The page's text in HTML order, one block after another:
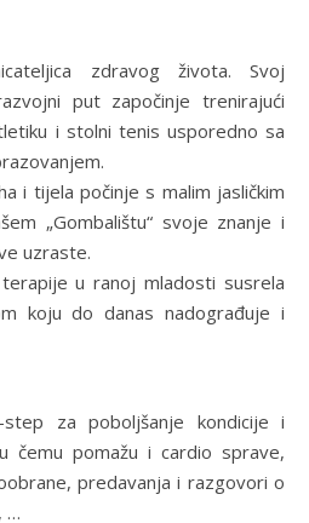
zdravog života. Svoj
put započinje trenirajući
i stolni tenis usporedno sa
i tijela počinje s malim jasličkim
„Gombalištu“ svoje znanje i
uzraste.
u ranoj mladosti susrela
koju do danas nadograđuje i
za poboljšanje kondicije i
čemu pomažu i cardio sprave,
predavanja i razgovori o
…